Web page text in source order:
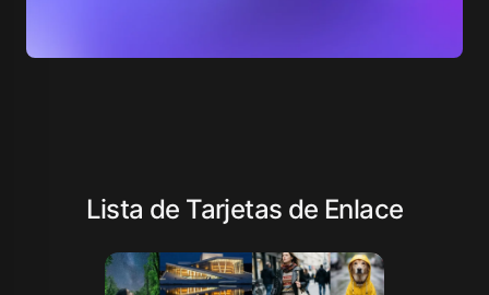
Lista de Tarjetas de Enlace